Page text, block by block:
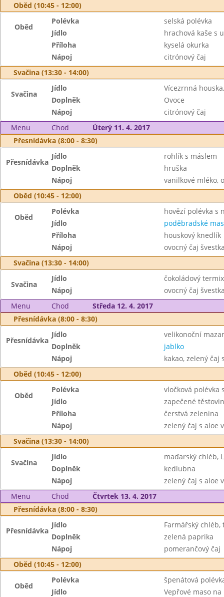
Oběd (10:45 - 12:00)
Oběd
Polévka
selská polévka
Jídlo
hrachová kaše s
Příloha
kyselá okurka
Nápoj
citrónový čaj
Svačina (13:30 - 14:00)
Svačina
Jídlo
Vícezrnná
Doplněk
Ovoce
Nápoj
citrónový čaj
Menu
Chod
Úterý 11. 4. 2017
Přesnídávka (8:00 - 8:30)
Přesnídávka
Jídlo
rohlík s máslem
Doplněk
hruška
Nápoj
vanilkové mléko,
Oběd (10:45 - 12:00)
Oběd
Polévka
hovězí polévka s
Jídlo
poděbradské
Příloha
houskový knedlík
Nápoj
ovocný čaj
Svačina (13:30 - 14:00)
Svačina
Jídlo
čokoládový
Nápoj
ovocný čaj
Menu
Chod
Středa 12. 4. 2017
Přesnídávka (8:00 - 8:30)
Přesnídávka
Jídlo
velikonoční
Doplněk
jablko
Nápoj
kakao, zelený čaj
Oběd (10:45 - 12:00)
Oběd
Polévka
vločková polévka
Jídlo
zapečené
Příloha
čerstvá zelenina
Nápoj
zelený čaj s aloe
Svačina (13:30 - 14:00)
Svačina
Jídlo
maďarský chléb,
Doplněk
kedlubna
Nápoj
zelený čaj s aloe
Menu
Chod
Čtvrtek 13. 4. 2017
Přesnídávka (8:00 - 8:30)
Přesnídávka
Jídlo
Farmářský
Doplněk
zelená paprika
Nápoj
pomerančový čaj
Oběd (10:45 - 12:00)
Oběd
Polévka
špenátová
Jídlo
Vepřové maso na